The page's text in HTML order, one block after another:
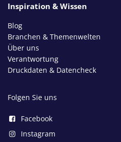
Inspiration & Wissen
Blog
Branchen & Themenwelten
Über uns
Verantwortung
Druckdaten & Datencheck
Folgen Sie uns
Facebook
Instagram